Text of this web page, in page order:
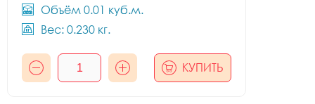
Объём 0.01 куб.м.
Вес: 0.230 кг.
КУПИТЬ